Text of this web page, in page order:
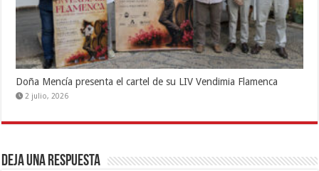
Doña Mencía presenta el cartel de su LIV Vendimia Flamenca
2 julio, 2026
Deja una respuesta